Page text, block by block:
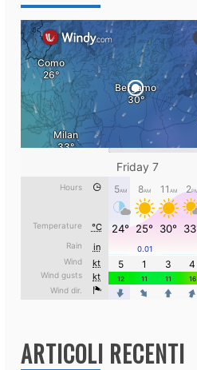
ARTICOLI RECENTI